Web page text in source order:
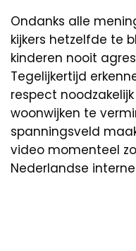
Ondanks alle
kijkers hetzelfde te
kinderen nooit
Tegelijkertijd
respect
woonwijken te
spanningsveld
video momenteel
Nederlandse